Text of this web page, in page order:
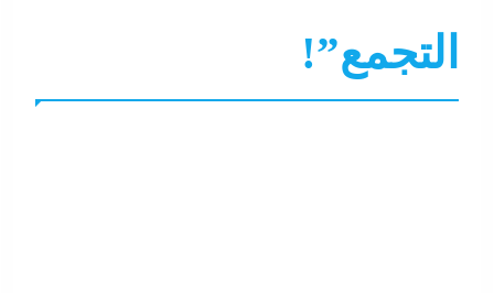
التجمع”!
التحليل اللحظي جاءنا الآن
نشرة لايف هو و هي